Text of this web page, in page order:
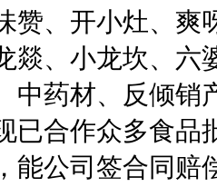
赞、开小灶、爽
燚、小龙坎、六
中药材、反倾销
已合作众多食品
能公司签合同赔